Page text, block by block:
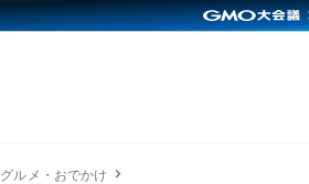
グルメ・おでかけ